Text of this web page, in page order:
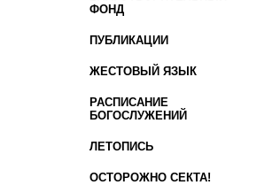
ФОНД
ПУБЛИКАЦИИ
ЖЕСТОВЫЙ ЯЗЫК
РАСПИСАНИЕ
БОГОСЛУЖЕНИЙ
ЛЕТОПИСЬ
ОСТОРОЖНО СЕКТА!